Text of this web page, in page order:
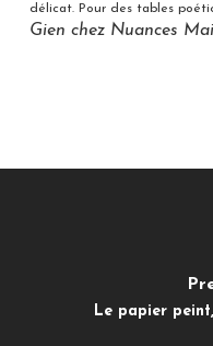
délicat. Pour des tables
Gien chez Nuances
Le papier